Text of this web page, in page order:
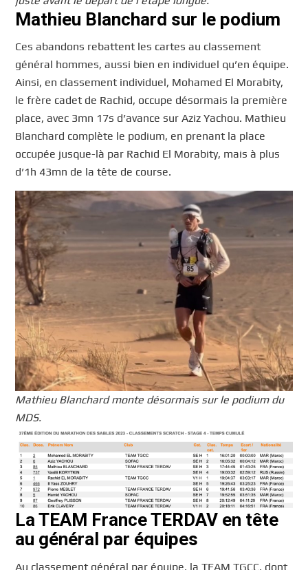
Mathieu Blanchard sur le podium
Ces abandons rebattent les cartes au classement
général hommes, aussi bien en individuel qu’en équipe.
Ainsi, en classement individuel, Mohamed El Morabity,
le frère cadet de Rachid, occupe désormais la première
place, avec 3mn 17s d’avance sur Aziz Yachou. Mathieu
Blanchard complète le podium, en prenant la place
occupée jusque-là par Rachid El Morabity, mais à plus
d’1h 43mn de la tête de course.
Mathieu Blanchard monte désormais sur le podium du
MDS.
La TEAM France TERDAV en tête
au général par équipes
Au classement général par équipe, la TEAM TGCC, dont